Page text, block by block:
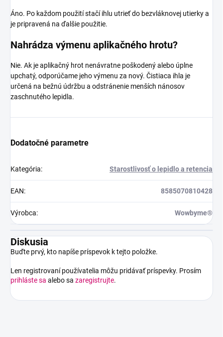
Áno. Po každom použití stačí ihlu utrieť do bezvláknovej utierky a
je pripravená na ďalšie použitie.
Nahrádza výmenu aplikačného hrotu?
Nie. Ak je aplikačný hrot nenávratne poškodený alebo úplne
upchatý, odporúčame jeho výmenu za nový. Čistiaca ihla je
určená na bežnú údržbu a odstránenie menších nánosov
zaschnutého lepidla.
Dodatočné parametre
Kategória: Starostlivosť o lepidlo a retencia
EAN: 8585070810428
Výrobca: Wowbyme®
Diskusia
Buďte prvý, kto napíše príspevok k tejto položke.
Len registrovaní používatelia môžu pridávať príspevky. Prosím
prihláste sa alebo sa zaregistrujte.